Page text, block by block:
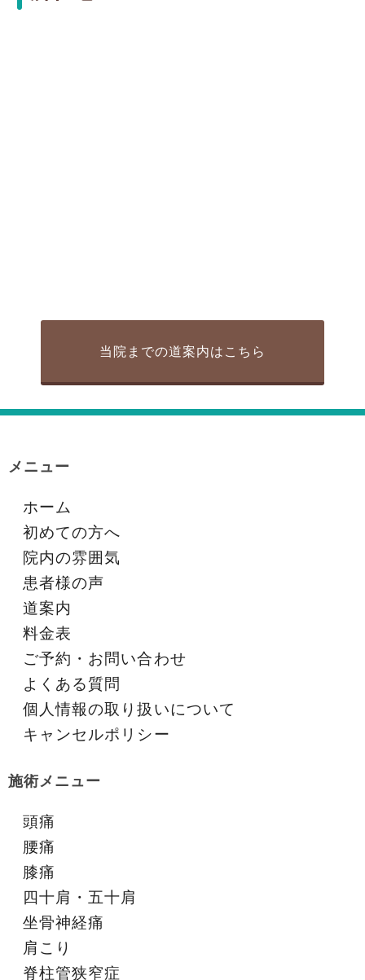
当院までの道案内はこちら
メニュー
ホーム
初めての方へ
院内の雰囲気
患者様の声
道案内
料金表
ご予約・お問い合わせ
よくある質問
個人情報の取り扱いについて
キャンセルポリシー
施術メニュー
頭痛
腰痛
膝痛
四十肩・五十肩
坐骨神経痛
肩こり
脊柱管狭窄症